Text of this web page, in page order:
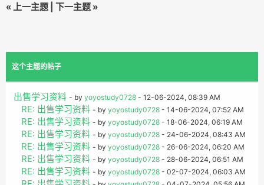
« 上一主题 下一主题 »
这个主题的帖子
出售学习资料 - by yoyostudy0728 - 12-06-2024, 08:39 AM
RE: 出售学习资料 - by yoyostudy0728 - 14-06-2024, 07:52 AM
RE: 出售学习资料 - by yoyostudy0728 - 18-06-2024, 06:19 AM
RE: 出售学习资料 - by yoyostudy0728 - 24-06-2024, 08:43 AM
RE: 出售学习资料 - by yoyostudy0728 - 26-06-2024, 06:20 AM
RE: 出售学习资料 - by yoyostudy0728 - 28-06-2024, 06:51 AM
RE: 出售学习资料 - by yoyostudy0728 - 02-07-2024, 06:03 AM